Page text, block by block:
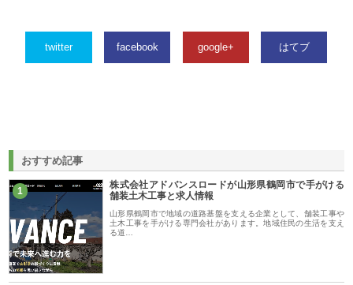
twitter facebook google+ はてブ
おすすめ記事
1
株式会社アドバンスロードが山形県鶴岡市で手がける
舗装土木工事と求人情報
山形県鶴岡市で地域の道路基盤を支える企業として、舗装工事や
土木工事を手がける専門会社があります。地域住民の生活を支え
る道…